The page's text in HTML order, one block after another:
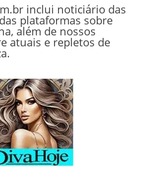
inclui noticiário das
plataformas sobre
além de nossos
atuais e repletos de